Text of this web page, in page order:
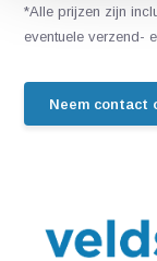
*Alle prijzen zijn
eventuele verzend-
Neem contact